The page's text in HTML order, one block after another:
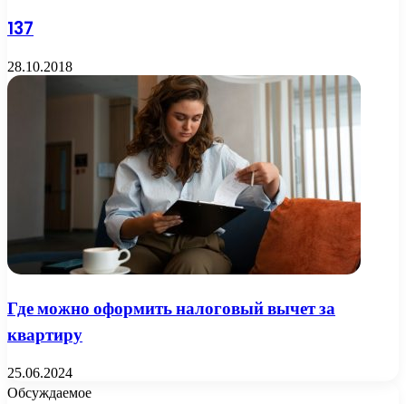
137
28.10.2018
Где можно оформить налоговый вычет за
квартиру
25.06.2024
Обсуждаемое